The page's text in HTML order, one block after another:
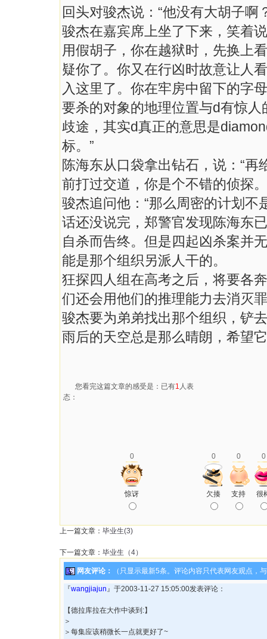
回头对骏杰说：“他没有大胡子啊
骏杰在嘉宾席上坐了下来，笑着
用假胡子，你在越狱时，先换上
疑你了。你又在行凶时故意让人
入这里了。你在牢房中留下的字
要杀的对象的地理位置与d有惊
歧途，其实d真正的意思是
标。”
陈海东从口袋拿出钻石，说：“
前打过交道，你是个不错的侦探
骏杰追问他：“那么周密的计划不
话还没说完，郑警官发现陈海东
自杀而告终。但是四起凶杀案并
能是那个组织另派人干的。
狂探四人组在高考之后，将要各
们还会用他们的推理能力去消灭
骏杰要为弟弟找出那个组织，铲
雨后的天空总是那么晴朗，希望
您看完这篇文章的感受是：已有1 人表
态：
0 0 0 0
惊讶 欠揍 支持 很
上一篇文章： 毕业生(3)
下一篇文章： 毕业生（4）
网友评论： （只显示最新5条。评论内容只代表网友观点，
『wangjiajun』于2003-11-27 15:05:00发表评论：
【德拉库拉在大作中谈到:】
＞
＞每集应该稍微长一点就更好了~